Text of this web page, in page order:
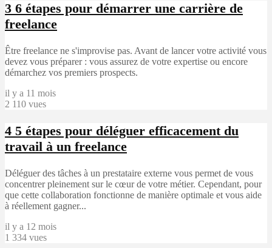
3 6 étapes pour démarrer une carrière de
freelance
Être freelance ne s'improvise pas. Avant de lancer votre activité vous
devez vous préparer : vous assurez de votre expertise ou encore
démarchez vos premiers prospects.
il y a 11 mois
2 110 vues
4 5 étapes pour déléguer efficacement du
travail à un freelance
Déléguer des tâches à un prestataire externe vous permet de vous
concentrer pleinement sur le cœur de votre métier. Cependant, pour
que cette collaboration fonctionne de manière optimale et vous aide
à réellement gagner...
il y a 12 mois
1 334 vues